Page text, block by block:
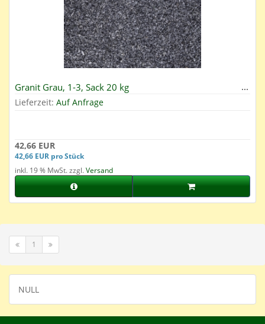
Granit Grau, 1-3, Sack 20 kg
Lieferzeit: Auf Anfrage
42,66 EUR
42,66 EUR pro Stück
inkl. 19 % MwSt. zzgl.Versand
1
NULL